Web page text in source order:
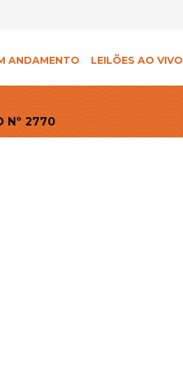
ANDAMENTO LEILÕES AO VIVO
Nº 2770